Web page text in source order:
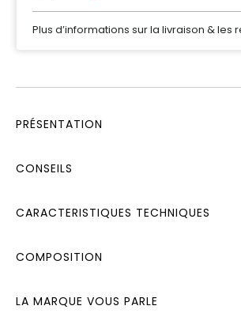
Plus d’informations sur la livraison & les
PRÉSENTATION
CONSEILS
CARACTERISTIQUES TECHNIQUES
COMPOSITION
LA MARQUE VOUS PARLE